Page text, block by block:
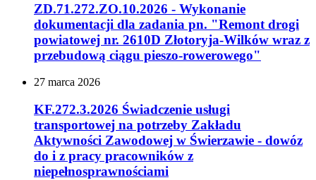
ZD.71.272.ZO.10.2026 - Wykonanie
dokumentacji dla zadania pn. "Remont drogi
powiatowej nr. 2610D Złotoryja-Wilków wraz z
przebudową ciągu pieszo-rowerowego"
27 marca 2026
KF.272.3.2026 Świadczenie usługi
transportowej na potrzeby Zakładu
Aktywności Zawodowej w Świerzawie - dowóz
do i z pracy pracowników z
niepełnosprawnościami